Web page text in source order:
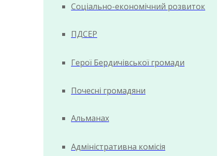
Соціально-економічний розвиток
ПДСЕР
Герої Бердичівської громади
Почесні громадяни
Альманах
Адміністративна комісія